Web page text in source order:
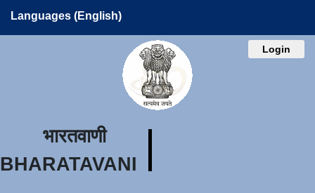
Languages (English)
Login
भारतवाणी
BHARATAVANI